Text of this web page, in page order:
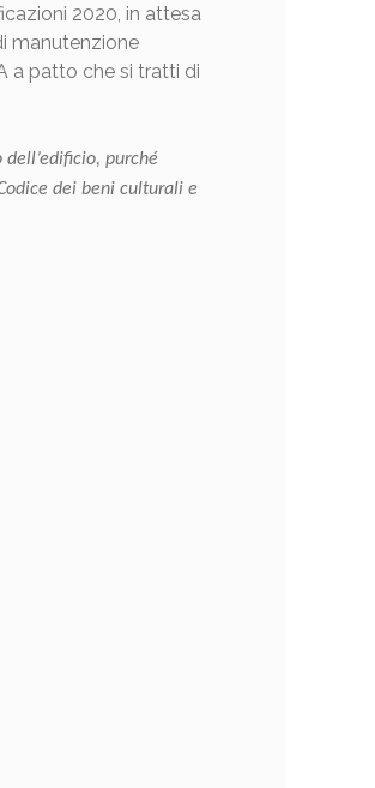
2020, in attesa
manutenzione
a patto che si tratti di
purché
dei beni culturali e